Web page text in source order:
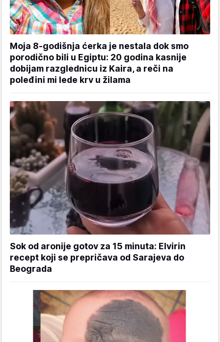
Moja 8-godišnja ćerka je nestala dok smo
porodično bili u Egiptu: 20 godina kasnije
dobijam razglednicu iz Kaira, a reči na
poleđini mi lede krv u žilama
Sok od aronije gotov za 15 minuta: Elvirin
recept koji se prepričava od Sarajeva do
Beograda